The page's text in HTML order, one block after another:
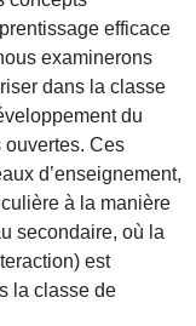
efficace
examinerons
dans la classe
du
ouvertes. Ces
d’enseignement,
à la manière
secondaire, où la
est
la classe de